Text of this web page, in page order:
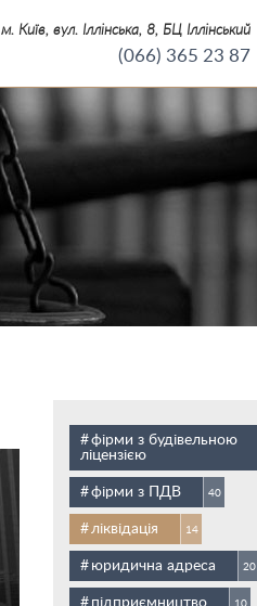
м. Київ, вул. Іллінська, 8, БЦ Іллінський
(066) 365 23 87
фірми з будівельною
ліцензією
фірми з ПДВ 40
ліквідація 14
юридична адреса 20
підприємництво 10